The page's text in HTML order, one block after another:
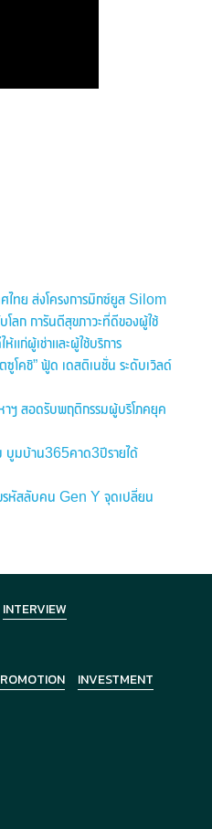
ศไทย ส่งโครงการมิกซ์ยูส Silom
ลก การันตีสุขภาวะที่ดีของผู้ใช้
ก่ผู้เช่าและผู้ใช้บริการ
โคชิ” ฟู้ด เดสติเนชั่น ระดับเวิลด์
ฯ สอดรับพฤติกรรมผู้บริโภคยุค
บูมบ้าน365คาด3ปีรายได้
หัสลับคน Gen Y จุดเปลี่ยน
INTERVIEW
INVESTMENT